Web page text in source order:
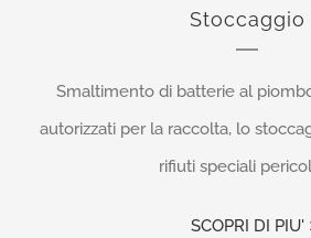
Stoccaggio
Smaltimento di batterie al
autorizzati per la raccolta, lo
rifiuti speciali
SCOPRI DI PIU'